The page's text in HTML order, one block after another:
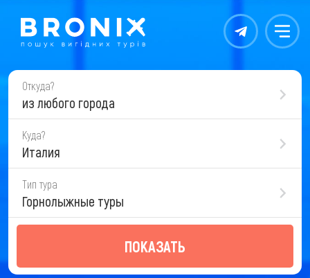
Контакты Меню
Откуда?
из любого города
Куда?
Италия
Тип тура
Горнолыжные туры
ПОКАЗАТЬ